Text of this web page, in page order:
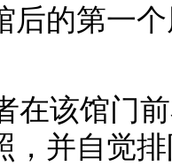
后的第一
该馆门前
，并自觉